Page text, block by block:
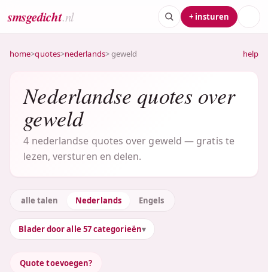
smsgedicht.nl + insturen
home>quotes>nederlands> geweld help
Nederlandse quotes over
geweld
4 nederlandse quotes over geweld — gratis te
lezen, versturen en delen.
alle talen Nederlands Engels
Blader door alle 57 categorieën
Quote toevoegen?